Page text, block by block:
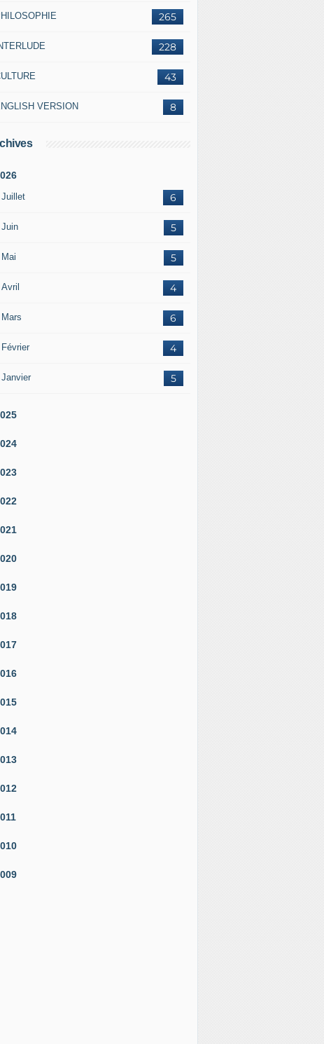
265
228
43
8
VERSION
Juillet 6
Juin 5
Mai 5
Avril 4
Mars 6
Février 4
Janvier 5